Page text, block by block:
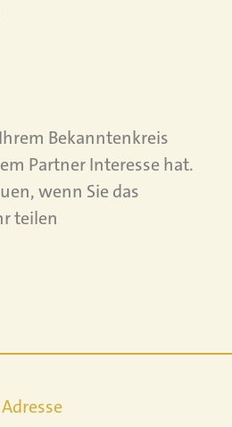
Bekanntenkreis
Partner Interesse hat.
wenn Sie das
teilen
Adresse